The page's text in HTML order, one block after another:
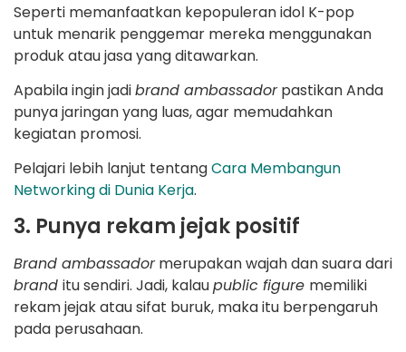
Seperti memanfaatkan kepopuleran idol K-pop
untuk menarik penggemar mereka menggunakan
produk atau jasa yang ditawarkan.
Apabila ingin jadibrand ambassadorpastikan Anda
punya jaringan yang luas, agar memudahkan
kegiatan promosi.
Pelajari lebih lanjut tentangCara Membangun
Networking di Dunia Kerja.
3. Punya rekam jejak positif
Brand ambassadormerupakan wajah dan suara dari
brand itu sendiri. Jadi, kalaupublic figure memiliki
rekam jejak atau sifat buruk, maka itu berpengaruh
pada perusahaan.